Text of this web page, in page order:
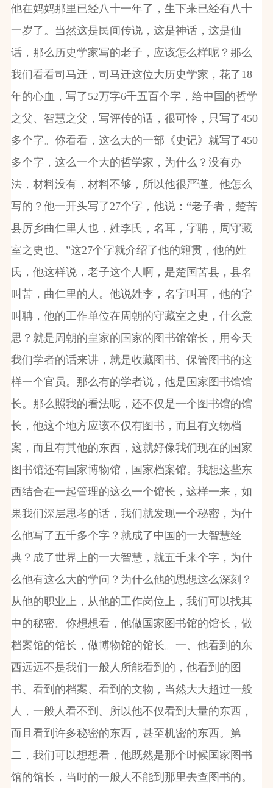
他在妈妈那里已经八十一年了，生下来已经有八十
一岁了。当然这是民间传说，这是神话，这是仙
话，那么历史学家写的老子，应该怎么样呢？那么
我们看看司马迁，司马迁这位大历史学家，花了18
年的心血，写了52万字6千五百个字，给中国的哲学
之父、智慧之父，写评传的话，很可怜，只写了450
多个字。你看看，这么大的一部《史记》就写了450
多个字，这么一个大的哲学家，为什么？没有办
法，材料没有，材料不够，所以他很严谨。他怎么
写的？他一开头写了27个字，他说：“老子者，楚苦
县厉乡曲仁里人也，姓李氏，名耳，字聃，周守藏
室之史也。”这27个字就介绍了他的籍贯，他的姓
氏，他这样说，老子这个人啊，是楚国苦县，县名
叫苦，曲仁里的人。他说姓李，名字叫耳，他的字
叫聃，他的工作单位在周朝的守藏室之史，什么意
思？就是周朝的皇家的国家的图书馆馆长，用今天
我们学者的话来讲，就是收藏图书、保管图书的这
样一个官员。那么有的学者说，他是国家图书馆馆
长。那么照我的看法呢，还不仅是一个图书馆的馆
长，他这个地方应该不仅有图书，而且有文物档
案，而且有其他的东西，这就好像我们现在的国家
图书馆还有国家博物馆，国家档案馆。我想这些东
西结合在一起管理的这么一个馆长，这样一来，如
果我们深层思考的话，我们就发现一个秘密，为什
么他写了五千多个字？就成了中国的一大智慧经
典？成了世界上的一大智慧，就五千来个字，为什
么他有这么大的学问？为什么他的思想这么深刻？
从他的职业上，从他的工作岗位上，我们可以找其
中的秘密。你想想看，他做国家图书馆的馆长，做
档案馆的馆长，做博物馆的馆长。一、他看到的东
西远远不是我们一般人所能看到的，他看到的图
书、看到的档案、看到的文物，当然大大超过一般
人，一般人看不到。所以他不仅看到大量的东西，
而且看到许多秘密的东西，甚至机密的东西。第
二，我们可以想想看，他既然是那个时候国家图书
馆的馆长，当时的一般人不能到那里去查图书的。